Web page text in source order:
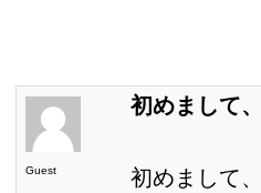
Guest
初めまして
初めまして